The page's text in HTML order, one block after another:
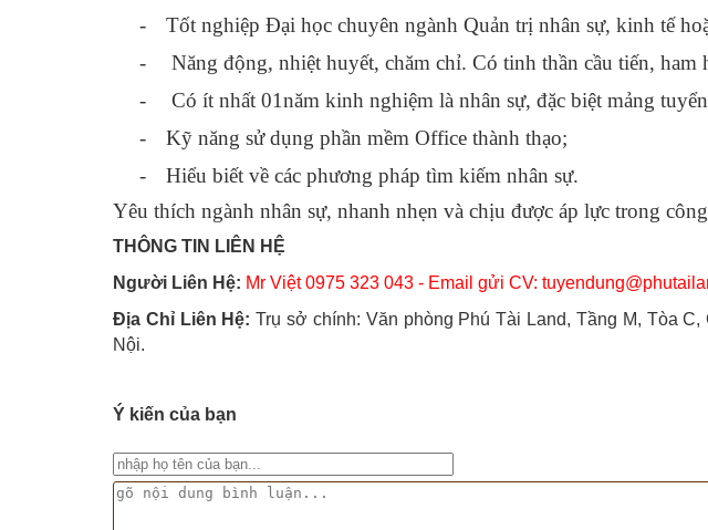
-
Tốt nghiệp Đại học chuyên ngành Quản trị nhân sự, kinh tế
-
Năng động, nhiệt huyết, chăm chỉ. Có tinh thần cầu tiến, ham
-
Có ít nhất 01năm kinh nghiệm là nhân sự, đặc biệt mảng
-
Kỹ năng sử dụng phần mềm Office thành thạo;
-
Hiểu biết về các phương pháp tìm kiếm nhân sự.
Yêu thích ngành nhân sự, nhanh nhẹn và chịu được áp lực trong
THÔNG TIN LIÊN HỆ
Người Liên Hệ: Mr Việt 0975 323 043 - Email gửi CV:
Địa Chỉ Liên Hệ:Trụ sở chính: Văn phòng Phú Tài Land, Tầng M, Tòa
Nội.
Ý kiến của bạn